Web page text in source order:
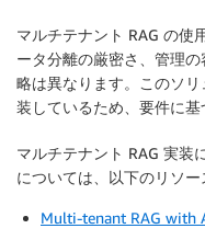
マルチテナント RAG の使
ータ分離の厳密さ、管理
略は異なります。このソ
装しているため、要件に基
マルチテナント RAG 実装
については、以下のリソー
Multi-tenant RAG with